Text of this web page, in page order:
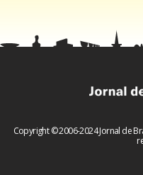
Copyright © 2006-2024 Jornal de